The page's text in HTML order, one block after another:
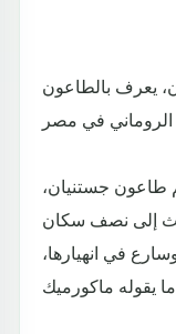
يعرف بالطاعون
طاعون جستنيان،
إلى نصف سكان
في انهيارها،